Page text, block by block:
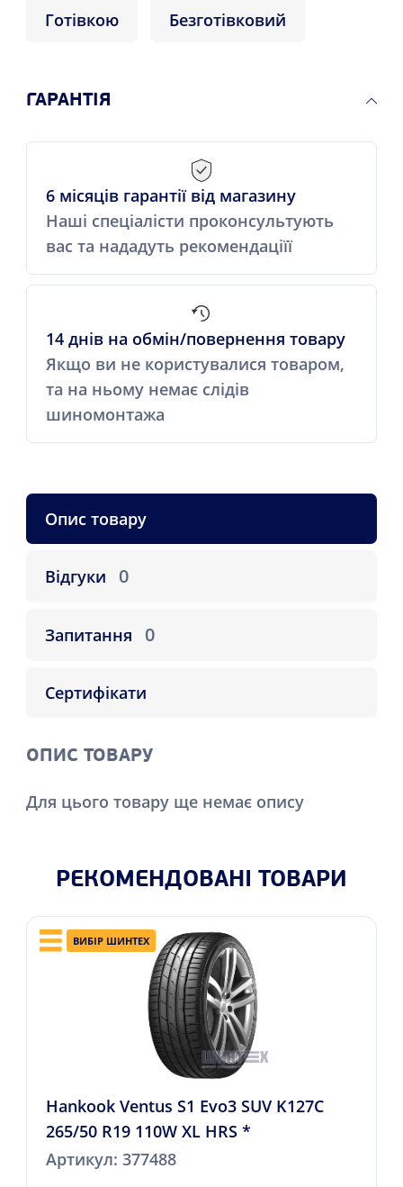
Готівкою Безготівковий
ГАРАНТІЯ
6 місяців гарантії від магазину
Наші спеціалісти проконсультують
вас та нададуть рекомендаціїї
14 днів на обмін/повернення товару
Якщо ви не користувалися товаром,
та на ньому немає слідів
шиномонтажа
Опис товару
Відгуки 0
Запитання 0
Сертифікати
ОПИС ТОВАРУ
Для цього товару ще немає опису
РЕКОМЕНДОВАНІ ТОВАРИ
ВИБІР ШИНТЕХ
Hankook Ventus S1 Evo3 SUV K127C
265/50 R19 110W XL HRS *
Артикул: 377488